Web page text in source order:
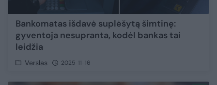
Bankomatas išdavė suplėšytą šimtinę:
gyventoja nesupranta, kodėl bankas tai
leidžia
Verslas 2025-11-16